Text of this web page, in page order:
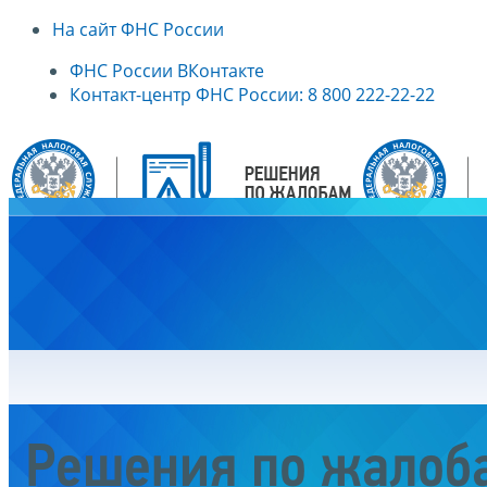
На сайт ФНС России
ФНС России ВКонтакте
Контакт-центр ФНС России: 8 800 222-22-22
Решения по